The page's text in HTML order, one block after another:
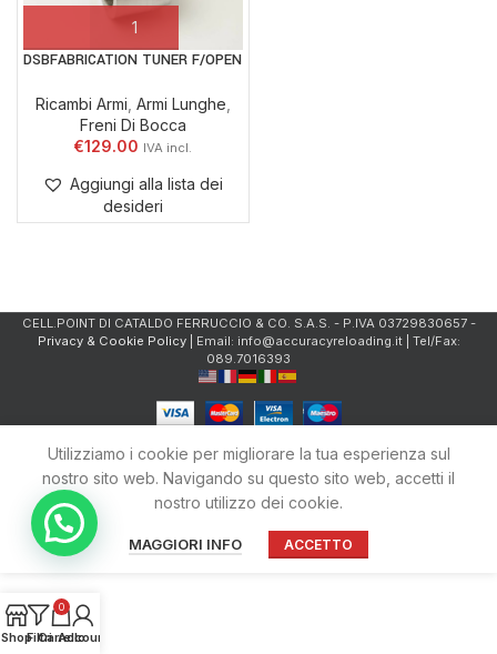
DSBFABRICATION TUNER F/OPEN
Ricambi Armi Armi Lunghe
Freni Di Bocca
€129.00
Aggiungi alla lista dei
desideri
CELL.POINT DI CATALDO FERRUCCIO & CO. S.A.S. - P.IVA 03729830657 -
Privacy & Cookie Policy| Email: info@accuracyreloading.it | Tel/Fax:
089.7016393
Utilizziamo i cookie per migliorare la tua esperienza sul
nostro sito web. Navigando su questo sito web, accetti il
nostro utilizzo dei cookie.
MAGGIORI INFO ACCETTO
ShopFiltri
0
Carrello
Account